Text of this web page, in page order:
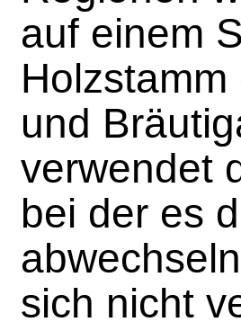
auf einem
und
verwendet
bei der es
sich nicht